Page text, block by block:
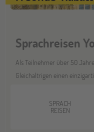
07
Sprachreisen
Als Teilnehmer über 50
Gleichaltrigen einen
SPRACH
REISEN